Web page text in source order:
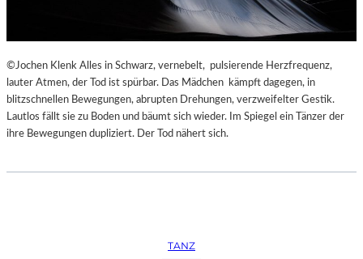
©Jochen Klenk Alles in Schwarz, vernebelt, pulsierende Herzfrequenz,
lauter Atmen, der Tod ist spürbar. Das Mädchen kämpft dagegen, in
blitzschnellen Bewegungen, abrupten Drehungen, verzweifelter Gestik.
Lautlos fällt sie zu Boden und bäumt sich wieder. Im Spiegel ein Tänzer der
ihre Bewegungen dupliziert. Der Tod nähert sich.
TANZ